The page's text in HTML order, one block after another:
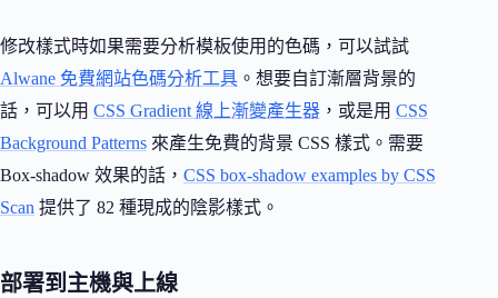
修改樣式時如果需要分析模板使用的色碼，可以試試
Alwane 免費網站色碼分析工具 。想要自訂漸層背景的
話，可以用 CSS Gradient 線上漸變產生器 ，或是用 CSS
Background Patterns 來產生免費的背景 CSS 樣式。需要
Box-shadow 效果的話， CSS box-shadow examples by CSS
Scan 提供了 82 種現成的陰影樣式。
部署到主機與上線